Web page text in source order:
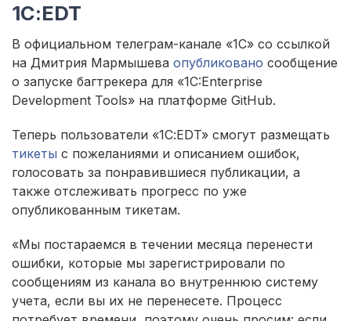
1С:EDT
В официальном телеграм-канале «1С» со ссылкой
на Дмитрия Мармышева опубликовано сообщение
о запуске багтрекера для «1C:Enterprise
Development Tools» на платформе GitHub.
Теперь пользователи «1С:EDT» смогут размещать
тикеты с пожеланиями и описанием ошибок,
голосовать за понравившиеся публикации, а
также отслеживать прогресс по уже
опубликованным тикетам.
«Мы постараемся в течении месяца перенести
ошибки, которые мы зарегистрировали по
сообщениям из канала во внутреннюю систему
учета, если вы их не перенесете. Процесс